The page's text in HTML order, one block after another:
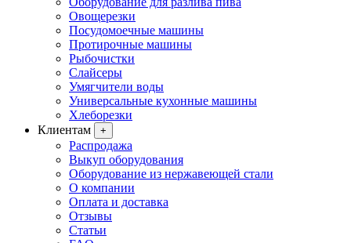
Овощерезки
Посудомоечные машины
Протирочные машины
Рыбочистки
Слайсеры
Умягчители воды
Универсальные кухонные машины
Хлеборезки
Клиентам
+
Распродажа
Выкуп оборудования
Оборудование из нержавеющей стали
О компании
Оплата и доставка
Отзывы
Статьи